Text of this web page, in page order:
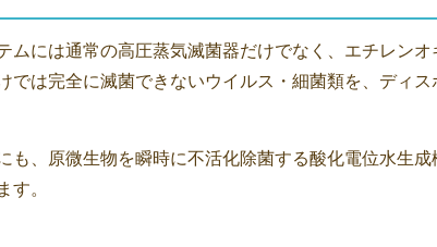
ムには通常の高圧蒸気滅菌器だけでなく、エチレン
では完全に滅菌できないウイルス・細菌類を、ディ
も、原微生物を瞬時に不活化除菌する酸化電位水生
す。